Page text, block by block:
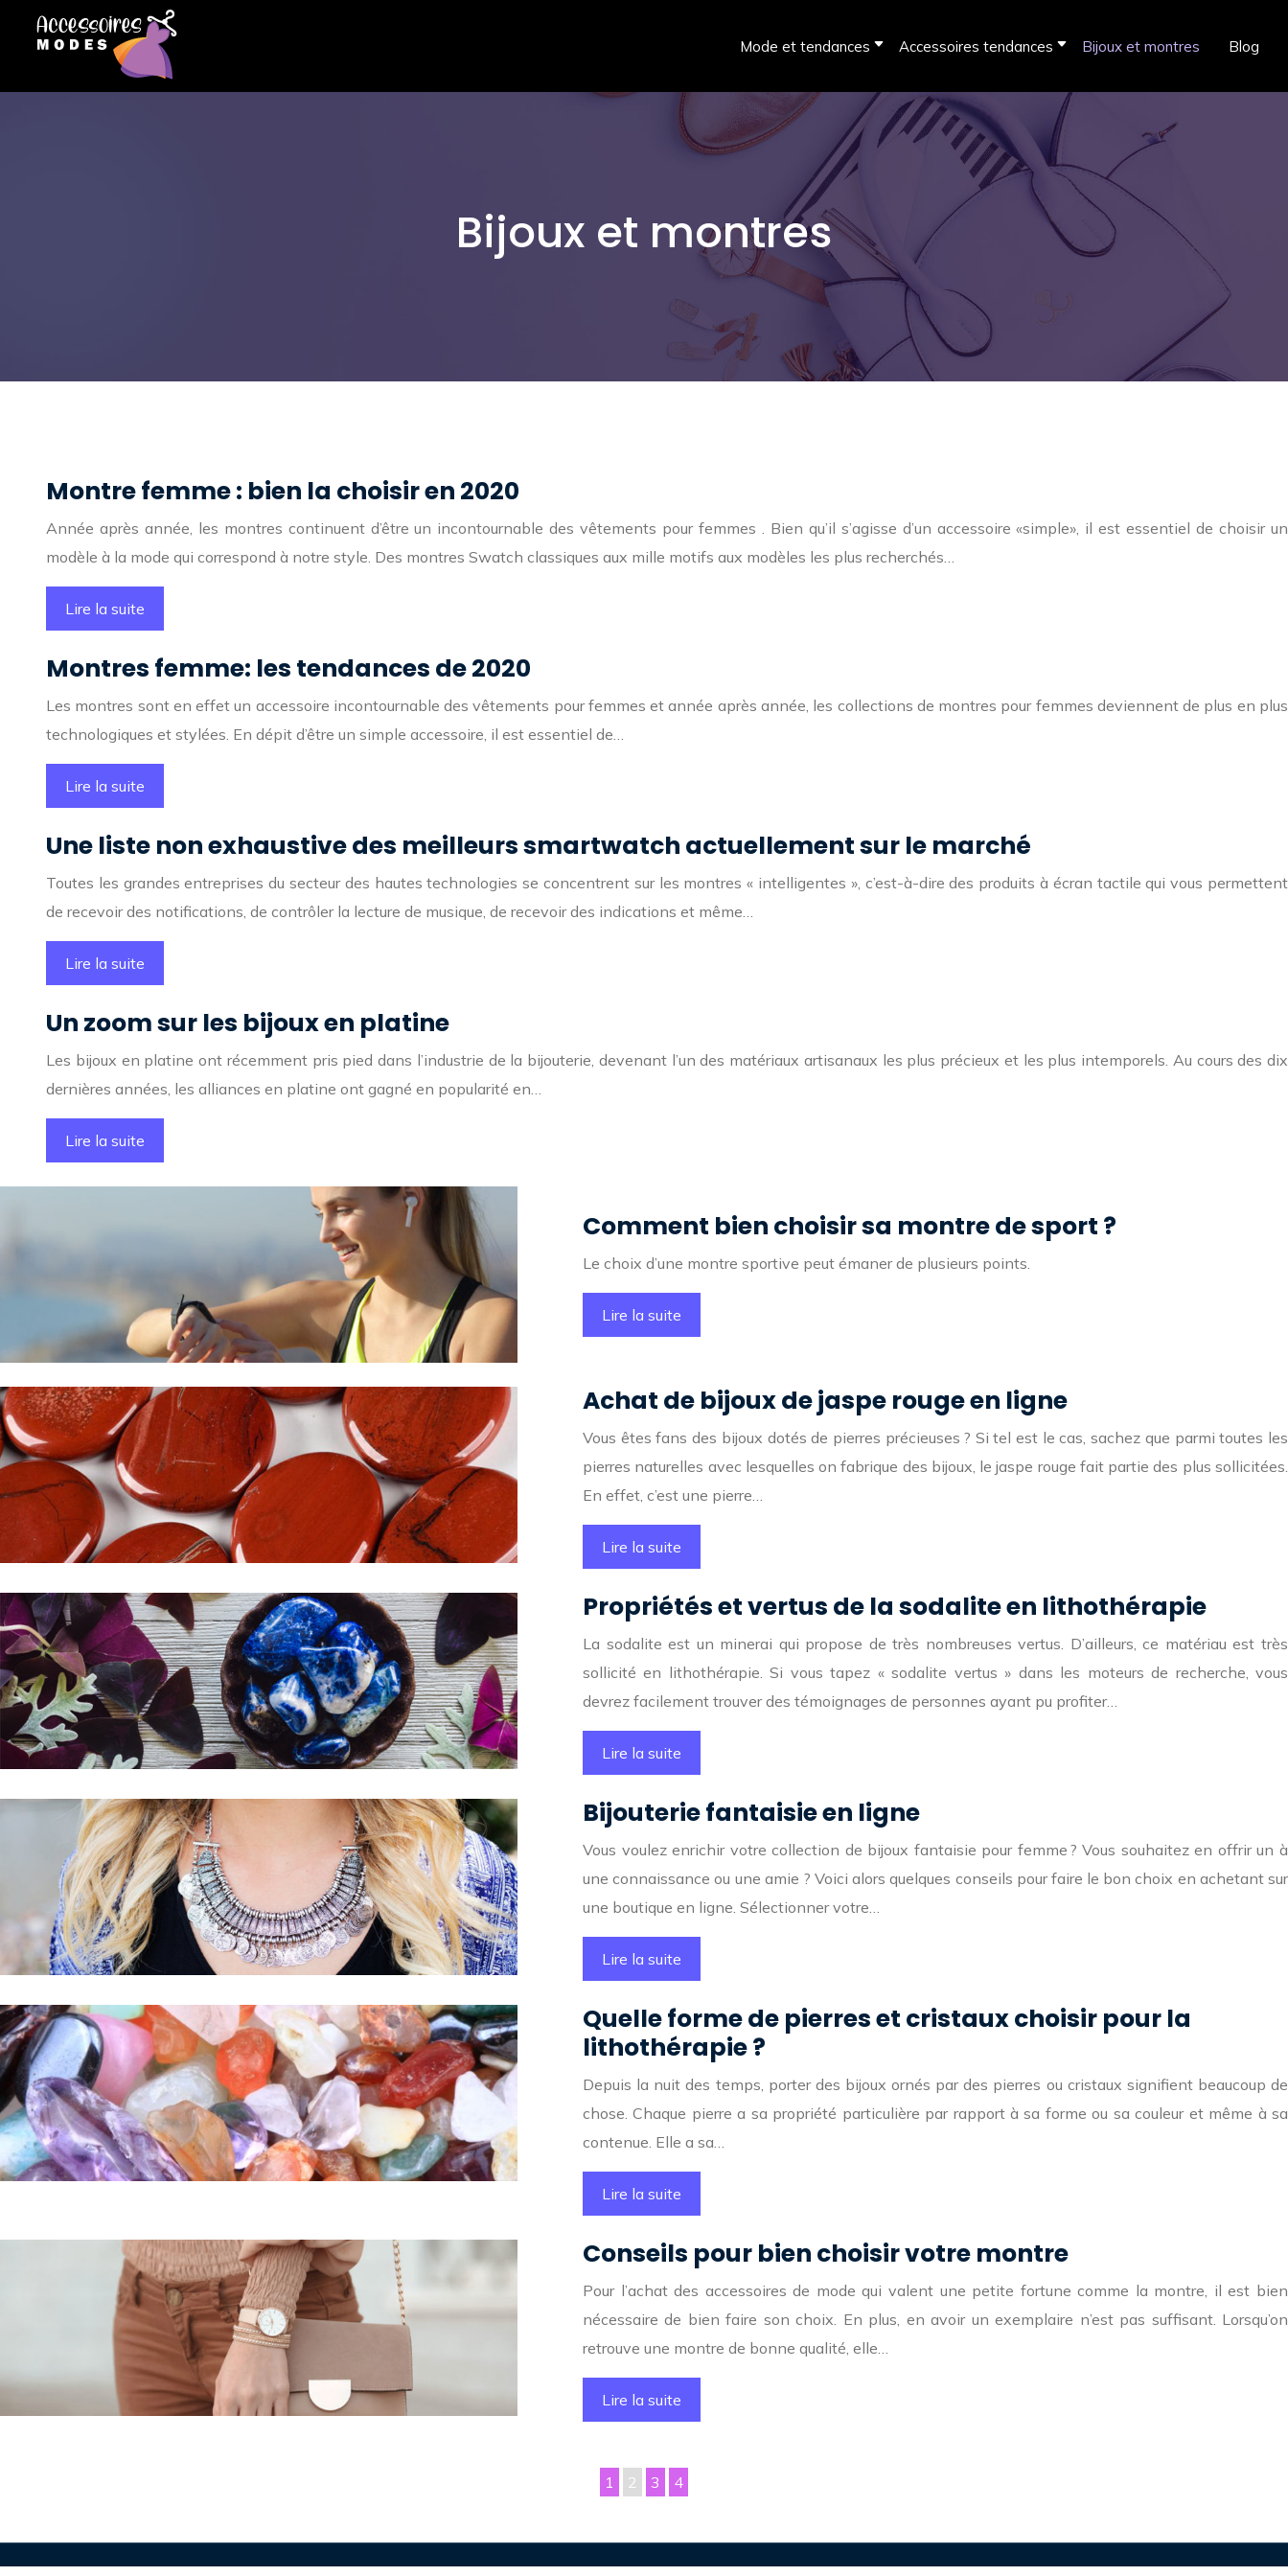
Mode et tendances Accessoires tendances Bijoux et montres Blog
Bijoux et montres
Montre femme : bien la choisir en 2020
Année après année, les montres continuent d’être un incontournable des vêtements pour femmes . Bien qu’il s’agisse d’un accessoire «simple», il est essentiel de choisir un
modèle à la mode qui correspond à notre style. Des montres Swatch classiques aux mille motifs aux modèles les plus recherchés…
Lire la suite
Montres femme: les tendances de 2020
Les montres sont en effet un accessoire incontournable des vêtements pour femmes et année après année, les collections de montres pour femmes deviennent de plus en plus
technologiques et stylées. En dépit d’être un simple accessoire, il est essentiel de…
Lire la suite
Une liste non exhaustive des meilleurs smartwatch actuellement sur le marché
Toutes les grandes entreprises du secteur des hautes technologies se concentrent sur les montres « intelligentes », c’est-à-dire des produits à écran tactile qui vous permettent
de recevoir des notifications, de contrôler la lecture de musique, de recevoir des indications et même…
Lire la suite
Un zoom sur les bijoux en platine
Les bijoux en platine ont récemment pris pied dans l’industrie de la bijouterie, devenant l’un des matériaux artisanaux les plus précieux et les plus intemporels. Au cours des dix
dernières années, les alliances en platine ont gagné en popularité en…
Lire la suite
Comment bien choisir sa montre de sport ?
Le choix d’une montre sportive peut émaner de plusieurs points.
Lire la suite
Achat de bijoux de jaspe rouge en ligne
Vous êtes fans des bijoux dotés de pierres précieuses ? Si tel est le cas, sachez que parmi toutes les
pierres naturelles avec lesquelles on fabrique des bijoux, le jaspe rouge fait partie des plus sollicitées.
En effet, c’est une pierre…
Lire la suite
Propriétés et vertus de la sodalite en lithothérapie
La sodalite est un minerai qui propose de très nombreuses vertus. D’ailleurs, ce matériau est très
sollicité en lithothérapie. Si vous tapez « sodalite vertus » dans les moteurs de recherche, vous
devrez facilement trouver des témoignages de personnes ayant pu profiter…
Lire la suite
Bijouterie fantaisie en ligne
Vous voulez enrichir votre collection de bijoux fantaisie pour femme ? Vous souhaitez en offrir un à
une connaissance ou une amie ? Voici alors quelques conseils pour faire le bon choix en achetant sur
une boutique en ligne. Sélectionner votre…
Lire la suite
Quelle forme de pierres et cristaux choisir pour la
lithothérapie ?
Depuis la nuit des temps, porter des bijoux ornés par des pierres ou cristaux signifient beaucoup de
chose. Chaque pierre a sa propriété particulière par rapport à sa forme ou sa couleur et même à sa
contenue. Elle a sa…
Lire la suite
Conseils pour bien choisir votre montre
Pour l’achat des accessoires de mode qui valent une petite fortune comme la montre, il est bien
nécessaire de bien faire son choix. En plus, en avoir un exemplaire n’est pas suffisant. Lorsqu’on
retrouve une montre de bonne qualité, elle…
Lire la suite
1 2 3 4